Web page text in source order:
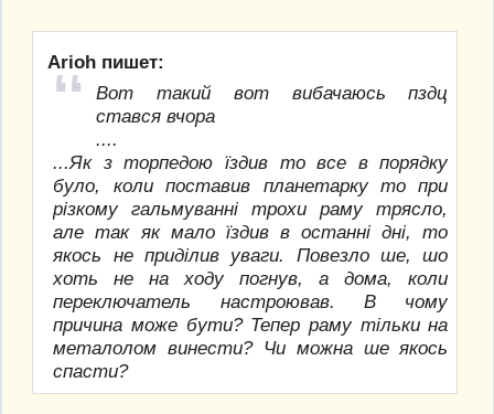
Arioh пишет:
Вот такий вот вибачаюсь пздц
стався вчора
....
...Як з торпедою їздив то все в порядку
було, коли поставив планетарку то при
різкому гальмуванні трохи раму трясло,
але так як мало їздив в останні дні, то
якось не приділив уваги. Повезло ше, шо
хоть не на ходу погнув, а дома, коли
переключатель настроював. В чому
причина може бути? Тепер раму тільки на
металолом винести? Чи можна ше якось
спасти?